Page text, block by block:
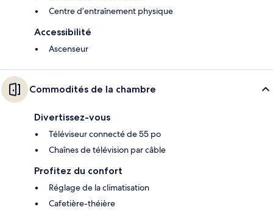
Centre d’entraînement physique
Accessibilité
Ascenseur
Commodités de la chambre
Divertissez-vous
Téléviseur connecté de 55 po
Chaînes de télévision par câble
Profitez du confort
Réglage de la climatisation
Cafetière-théière